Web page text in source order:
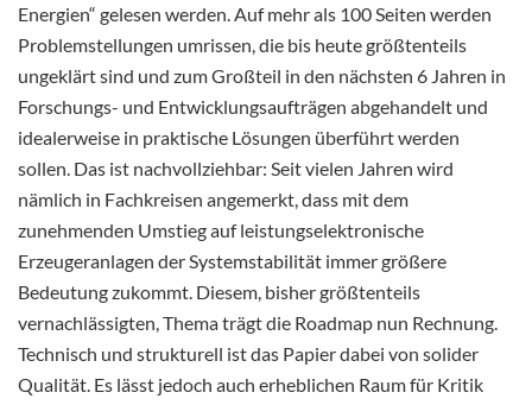
Energien“ gelesen werden. Auf mehr als 100 Seiten werden
Problemstellungen umrissen, die bis heute größtenteils
ungeklärt sind und zum Großteil in den nächsten 6 Jahren in
Forschungs- und Entwicklungsaufträgen abgehandelt und
idealerweise in praktische Lösungen überführt werden
sollen. Das ist nachvollziehbar: Seit vielen Jahren wird
nämlich in Fachkreisen angemerkt, dass mit dem
zunehmenden Umstieg auf leistungselektronische
Erzeugeranlagen der Systemstabilität immer größere
Bedeutung zukommt. Diesem, bisher größtenteils
vernachlässigten, Thema trägt die Roadmap nun Rechnung.
Technisch und strukturell ist das Papier dabei von solider
Qualität. Es lässt jedoch auch erheblichen Raum für Kritik